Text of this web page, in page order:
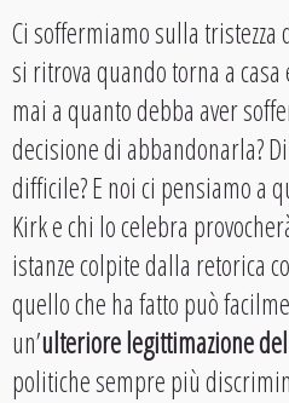
Ci soffermiamo sulla
si ritrova quando torna a
mai a quanto debba aver
decisione di abbandonarla?
difficile? E noi ci pensiamo a
Kirk e chi lo celebra
istanze colpite dalla retorica
quello che ha fatto può
un’ulteriore legittimazione
politiche sempre più